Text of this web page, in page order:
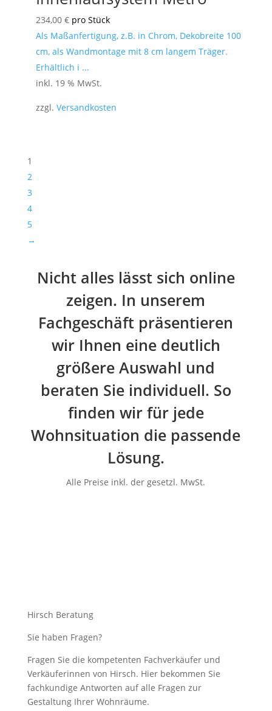
234,00 € pro Stück
Als Maßanfertigung, z.B. in Chrom, Dekobreite 100
cm, als Wandmontage mit 8 cm langem Träger.
Erhältlich i ...
inkl. 19 % MwSt.
zzgl. Versandkosten
1
2
3
4
5
→
Nicht alles lässt sich online
zeigen. In unserem
Fachgeschäft präsentieren
wir Ihnen eine deutlich
größere Auswahl und
beraten Sie individuell. So
finden wir für jede
Wohnsituation die passende
Lösung.
Alle Preise inkl. der gesetzl. MwSt.
Hirsch Beratung
Sie haben Fragen?
Fragen Sie die kompetenten Fachverkäufer und
Verkäuferinnen von Hirsch. Hier bekommen Sie
fachkundige Antworten auf alle Fragen zur
Gestaltung Ihrer Wohnräume.